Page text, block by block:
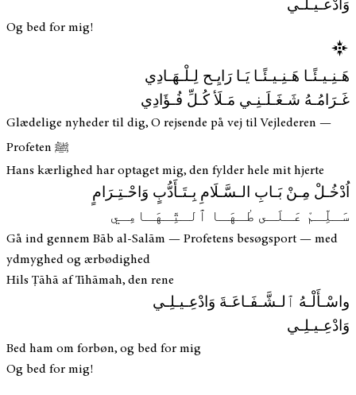
وَادْعـيـلـي
Og bed for mig!
هَـنِـيـئًـا هَـنِـيـئًـا يَـا رَايِـح لِـلْـهَـادِي
غَـرَامُـهُ شَـغَـلَـنِـي مَـلَأ كُـلِّ فُـؤَادِي
Glædelige nyheder til dig, O rejsende på vej til Vejlederen —
Profeten ﷺ
Hans kærlighed har optaget mig, den fylder hele mit hjerte
اُدْخُـلْ مِـنْ بَـابِ الـسَّـلَامِ بِـتَـأَدُّبٍ وَاحْـتِـرَامٍ
سَـلِّـمْ عَـلَـى طٰـهَـا ٱلـتِّـهَـامِـي
Gå ind gennem Bāb al-Salām — Profetens besøgsport — med
ydmyghed og ærbødighed
Hils Ṭāhā af Tihāmah, den rene
واسْـأَلْـهُ ٱلـشَّـفَـاعَـةَ وَادْعِـيـلِـي
وَادْعِـيـلِـي
Bed ham om forbøn, og bed for mig
Og bed for mig!